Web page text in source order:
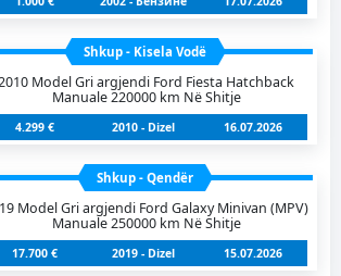
Shkup - Kisela Vodë
Model Gri argjendi Ford Fiesta Hatchback
Manuale 220000 km Në Shitje
4.299 € 2010 - Dizel 16.07.2026
Shkup - Qendër
Model Gri argjendi Ford Galaxy Minivan (MPV)
Manuale 250000 km Në Shitje
17.700 € 2019 - Dizel 15.07.2026